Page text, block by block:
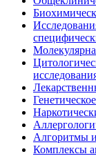
Алгоритмы
Комплексы